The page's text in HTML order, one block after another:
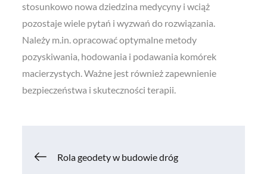
stosunkowo nowa dziedzina medycyny i wciąż
pozostaje wiele pytań i wyzwań do rozwiązania.
Należy m.in. opracować optymalne metody
pozyskiwania, hodowania i podawania komórek
macierzystych. Ważne jest również zapewnienie
bezpieczeństwa i skuteczności terapii.
Nawigacja
Rola geodety w budowie dróg